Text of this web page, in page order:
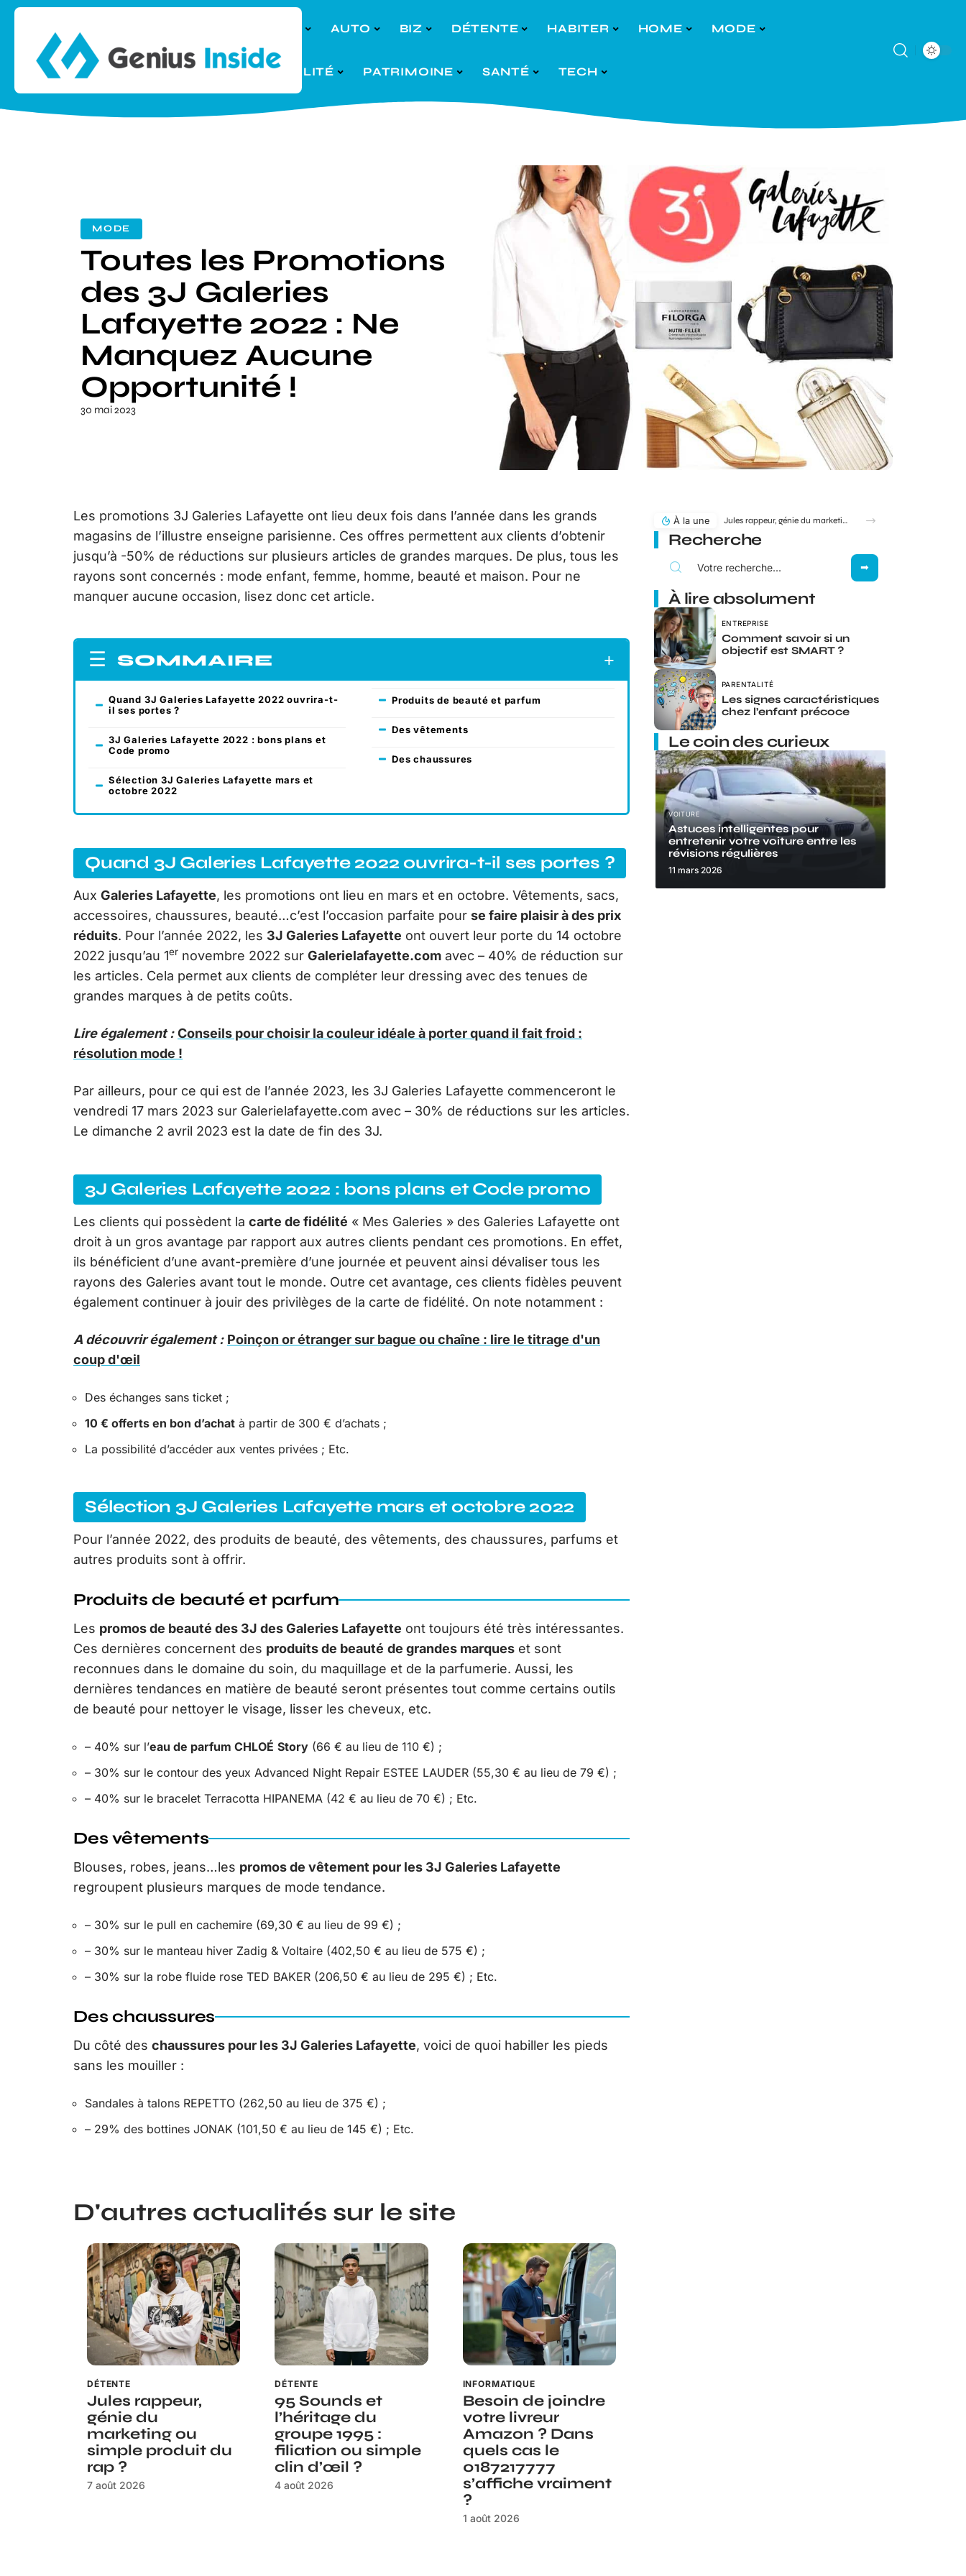
AUTO BIZ DÉTENTE HABITER HOME MODE
PARENTALITÉ PATRIMOINE SANTÉ TECH
MODE
Toutes les Promotions
des 3J Galeries
Lafayette 2022 : Ne
Manquez Aucune
Opportunité !
30 mai 2023
Les promotions 3J Galeries Lafayette ont lieu deux fois dans l’année dans les grands
magasins de l’illustre enseigne parisienne. Ces offres permettent aux clients d’obtenir
jusqu’à -50% de réductions sur plusieurs articles de grandes marques. De plus, tous les
rayons sont concernés : mode enfant, femme, homme, beauté et maison. Pour ne
manquer aucune occasion, lisez donc cet article.
SOMMAIRE
Quand 3J Galeries Lafayette 2022 ouvrira-t-
il ses portes ?
3J Galeries Lafayette 2022 : bons plans et
Code promo
Sélection 3J Galeries Lafayette mars et
octobre 2022
Produits de beauté et parfum
Des vêtements
Des chaussures
Quand 3J Galeries Lafayette 2022 ouvrira-t-il ses portes ?
Aux Galeries Lafayette, les promotions ont lieu en mars et en octobre. Vêtements, sacs,
accessoires, chaussures, beauté…c’est l’occasion parfaite pour se faire plaisir à des prix
réduits. Pour l’année 2022, les 3J Galeries Lafayette ont ouvert leur porte du 14 octobre
2022 jusqu’au 1er novembre 2022 sur Galerielafayette.com avec – 40% de réduction sur
les articles. Cela permet aux clients de compléter leur dressing avec des tenues de
grandes marques à de petits coûts.
Lire également : Conseils pour choisir la couleur idéale à porter quand il fait froid :
résolution mode !
Par ailleurs, pour ce qui est de l’année 2023, les 3J Galeries Lafayette commenceront le
vendredi 17 mars 2023 sur Galerielafayette.com avec – 30% de réductions sur les articles.
Le dimanche 2 avril 2023 est la date de fin des 3J.
3J Galeries Lafayette 2022 : bons plans et Code promo
Les clients qui possèdent la carte de fidélité « Mes Galeries » des Galeries Lafayette ont
droit à un gros avantage par rapport aux autres clients pendant ces promotions. En effet,
ils bénéficient d’une avant-première d’une journée et peuvent ainsi dévaliser tous les
rayons des Galeries avant tout le monde. Outre cet avantage, ces clients fidèles peuvent
également continuer à jouir des privilèges de la carte de fidélité. On note notamment :
A découvrir également : Poinçon or étranger sur bague ou chaîne : lire le titrage d'un
coup d'œil
Des échanges sans ticket ;
10 € offerts en bon d’achat à partir de 300 € d’achats ;
La possibilité d’accéder aux ventes privées ; Etc.
Sélection 3J Galeries Lafayette mars et octobre 2022
Pour l’année 2022, des produits de beauté, des vêtements, des chaussures, parfums et
autres produits sont à offrir.
Produits de beauté et parfum
Les promos de beauté des 3J des Galeries Lafayette ont toujours été très intéressantes.
Ces dernières concernent des produits de beauté de grandes marques et sont
reconnues dans le domaine du soin, du maquillage et de la parfumerie. Aussi, les
dernières tendances en matière de beauté seront présentes tout comme certains outils
de beauté pour nettoyer le visage, lisser les cheveux, etc.
– 40% sur l’eau de parfum CHLOÉ Story (66 € au lieu de 110 €) ;
– 30% sur le contour des yeux Advanced Night Repair ESTEE LAUDER (55,30 € au lieu de 79 €) ;
– 40% sur le bracelet Terracotta HIPANEMA (42 € au lieu de 70 €) ; Etc.
Des vêtements
Blouses, robes, jeans…les promos de vêtement pour les 3J Galeries Lafayette
regroupent plusieurs marques de mode tendance.
– 30% sur le pull en cachemire (69,30 € au lieu de 99 €) ;
– 30% sur le manteau hiver Zadig & Voltaire (402,50 € au lieu de 575 €) ;
– 30% sur la robe fluide rose TED BAKER (206,50 € au lieu de 295 €) ; Etc.
Des chaussures
Du côté des chaussures pour les 3J Galeries Lafayette, voici de quoi habiller les pieds
sans les mouiller :
Sandales à talons REPETTO (262,50 au lieu de 375 €) ;
– 29% des bottines JONAK (101,50 € au lieu de 145 €) ; Etc.
D'autres actualités sur le site
DÉTENTE
Jules rappeur,
génie du
marketing ou
simple produit du
rap ?
7 août 2026
DÉTENTE
95 Sounds et
l’héritage du
groupe 1995 :
filiation ou simple
clin d’œil ?
4 août 2026
INFORMATIQUE
Besoin de joindre
votre livreur
Amazon ? Dans
quels cas le
0187217777
s’affiche vraiment
?
1 août 2026
À la une Jules rappeur, génie du marketing ou simple produit du rap ?
Recherche
À lire absolument
ENTREPRISE
Comment savoir si un
objectif est SMART ?
PARENTALITÉ
Les signes caractéristiques
chez l’enfant précoce
Le coin des curieux
VOITURE
Astuces intelligentes pour
entretenir votre voiture entre les
révisions régulières
11 mars 2026